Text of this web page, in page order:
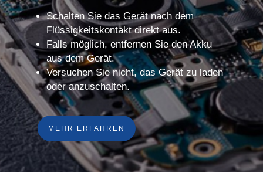
Schalten Sie das Gerät nach dem
Flüssigkeitskontakt direkt aus.
Falls möglich, entfernen Sie den Akku
aus dem Gerät.
Versuchen Sie nicht, das Gerät zu laden
oder anzuschalten.
MEHR ERFAHREN